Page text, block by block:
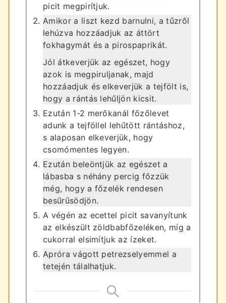
picit megpirítjuk.
Amikor a liszt kezd barnulni, a tűzről
lehúzva hozzáadjuk az áttört
fokhagymát és a pirospaprikát.
Jól átkeverjük az egészet, hogy
azok is megpiruljanak, majd
hozzáadjuk és elkeverjük a tejfölt is,
hogy a rántás lehűljön kicsit.
Ezután 1-2 merőkanál főzőlevet
adunk a tejföllel lehűtött rántáshoz,
s alaposan elkeverjük, hogy
csomómentes legyen.
Ezután beleöntjük az egészet a
lábasba s néhány percig főzzük
még, hogy a főzelék rendesen
besűrűsödjön.
A végén az ecettel picit savanyítunk
az elkészült zöldbabfőzeléken, míg a
cukorral elsimítjuk az ízeket.
Apróra vágott petrezselyemmel a
tetején tálalhatjuk.